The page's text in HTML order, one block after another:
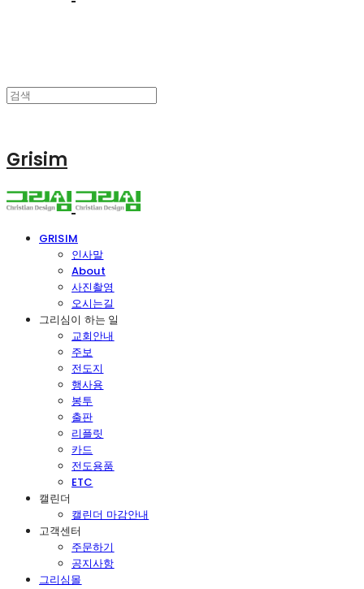
Grisim
GRISIM
인사말
About
사진촬영
오시는길
그리심이 하는 일
교회안내
주보
전도지
행사용
봉투
출판
리플릿
카드
전도용품
ETC
캘린더
캘린더 마감안내
고객센터
주문하기
공지사항
그리심몰